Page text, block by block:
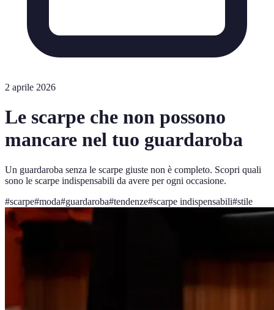
2 aprile 2026
Le scarpe che non possono
mancare nel tuo guardaroba
Un guardaroba senza le scarpe giuste non è completo. Scopri quali
sono le scarpe indispensabili da avere per ogni occasione.
#scarpe#moda#guardaroba#tendenze#scarpe indispensabili#stile